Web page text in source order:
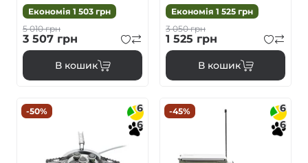
Економія 1 503 грн
5 010грн
3 507 грн
В кошик
Економія 1 525 грн
3 050грн
1 525 грн
В кошик
-50%
6
6
-45%
6
6